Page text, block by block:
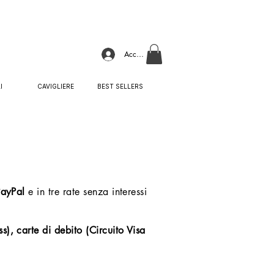
Accedi
CAVIGLIERE BEST SELLERS
e in tre rate senza interessi
carte di debito (Circuito Visa